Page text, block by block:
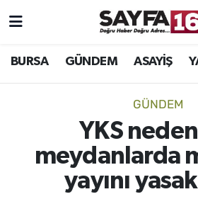
BURSA GÜNDEM ASAYİŞ
GÜNDEM
YKS
meydanlarda
yayını
ÖZEL HABER
MAGAZİN
BİLİM
Hava Durumu
TFF 2.Lig Beyaz Grup
Tüm Manşetler